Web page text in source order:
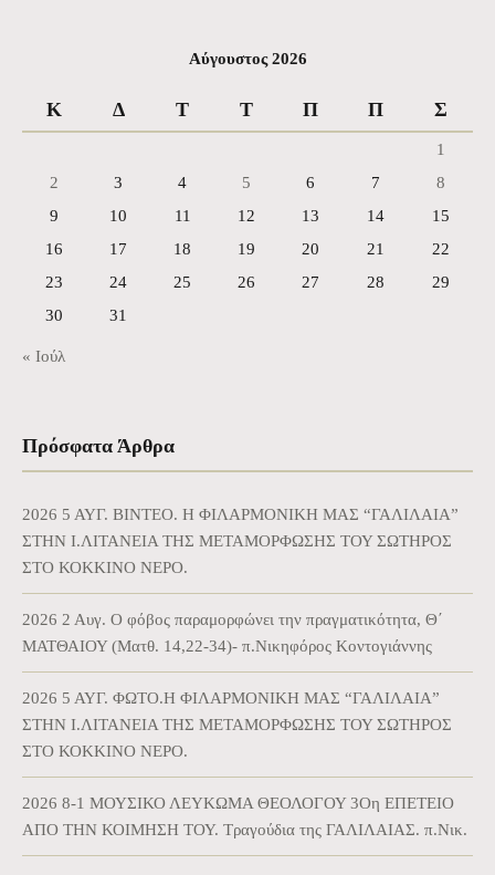
Αύγουστος 2026
Κ Δ Τ Τ Π Π Σ
1
2
3 4 5 6 7
8
9
10 11 12 13 14
15
16
17 18 19 20 21
22
23
24 25 26 27 28
29
30
31
« Ιούλ
Πρόσφατα Άρθρα
2026 5 ΑΥΓ. BINTEO. Η ΦΙΛΑΡΜΟΝΙΚΗ ΜΑΣ “ΓΑΛΙΛΑΙΑ”
ΣΤΗΝ Ι.ΛΙΤΑΝΕΙΑ ΤΗΣ ΜΕΤΑΜΟΡΦΩΣΗΣ ΤΟΥ ΣΩΤΗΡΟΣ
ΣΤΟ ΚΟΚΚΙΝΟ ΝΕΡΟ.
2026 2 Αυγ. Ο φόβος παραμορφώνει την πραγματικότητα, Θ΄
ΜΑΤΘΑΙΟΥ (Ματθ. 14,22-34)- π.Νικηφόρος Κοντογιάννης
2026 5 ΑΥΓ. ΦΩΤΟ.Η ΦΙΛΑΡΜΟΝΙΚΗ ΜΑΣ “ΓΑΛΙΛΑΙΑ”
ΣΤΗΝ Ι.ΛΙΤΑΝΕΙΑ ΤΗΣ ΜΕΤΑΜΟΡΦΩΣΗΣ ΤΟΥ ΣΩΤΗΡΟΣ
ΣΤΟ ΚΟΚΚΙΝΟ ΝΕΡΟ.
2026 8-1 ΜΟΥΣΙΚΟ ΛΕΥΚΩΜΑ ΘΕΟΛΟΓΟΥ 3Οη ΕΠΕΤΕΙΟ
ΑΠΟ ΤΗΝ ΚΟΙΜΗΣΗ ΤΟΥ. Τραγούδια της ΓΑΛΙΛΑΙΑΣ. π.Νικ.